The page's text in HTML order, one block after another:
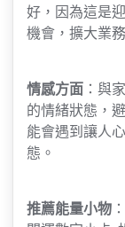
好，因為這是
機會，擴大業
情感方面 ：與
的情緒狀態，
能會遇到讓人
態。
推薦能量小物